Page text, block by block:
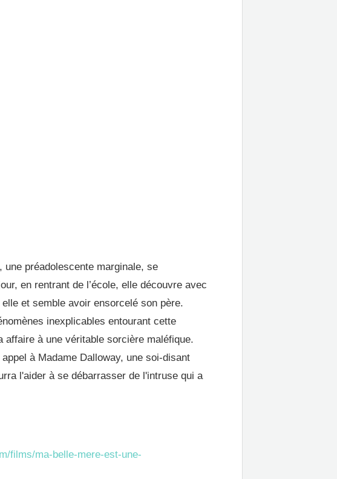
préadolescente marginale, se
en rentrant de l’école, elle découvre avec
et semble avoir ensorcelé son père.
inexplicables entourant cette
à une véritable sorcière maléfique.
à Madame Dalloway, une soi-disant
l'aider à se débarrasser de l'intruse qui a
films/ma-belle-mere-est-une-